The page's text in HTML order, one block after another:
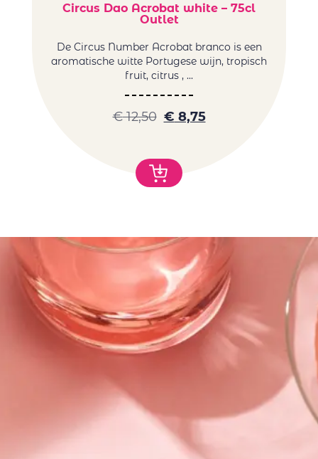
Circus Dao Acrobat white – 75cl
Outlet
De Circus Number Acrobat branco is een
aromatische witte Portugese wijn, tropisch
fruit, citrus , ...
€12,50 € 8,75